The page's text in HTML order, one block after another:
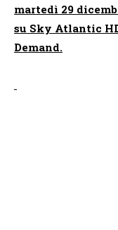
martedì 29
su Sky Atlantic
Demand.